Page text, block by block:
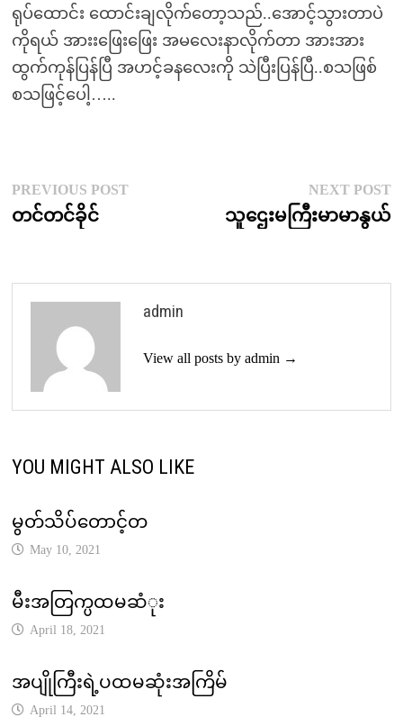
ရုပ်ထောင်း ထောင်းချလိုက်တော့သည်..အောင့်သွားတာပဲ
ကိုရယ် အားးဖြေးဖြေး အမလေးနာလိုက်တာ အားအား
ထွက်ကုန်ပြန်ပြီ အဟင့်ခနလေးကို သဲပြီးပြန်ပြီ..စသဖြစ်
စသဖြင့်ပေါ့…..
Post
navigation
PREVIOUS POSTPrevious
တင်တင်ခိုင်
NEXT POST
သူဌေးမကြီးမာမာနွယ်
admin
View all posts by admin →
YOU MIGHT ALSO LIKE
မွတ်သိပ်တောင့်တ
May 10, 2021
မီးအတြက္ပထမဆံုး
April 18, 2021
အပျိုကြီးရဲ့ပထမဆုံးအကြိမ်
April 14, 2021